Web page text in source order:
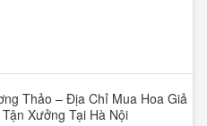
Thảo – Địa Chỉ Mua Hoa Giả
Xưởng Tại Hà Nội